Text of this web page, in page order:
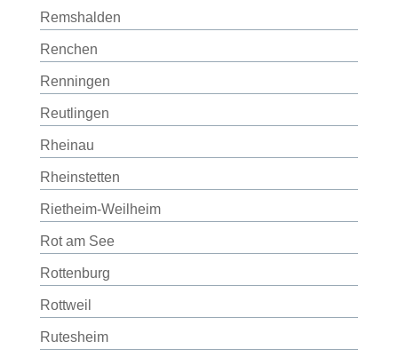
Remshalden
Renchen
Renningen
Reutlingen
Rheinau
Rheinstetten
Rietheim-Weilheim
Rot am See
Rottenburg
Rottweil
Rutesheim